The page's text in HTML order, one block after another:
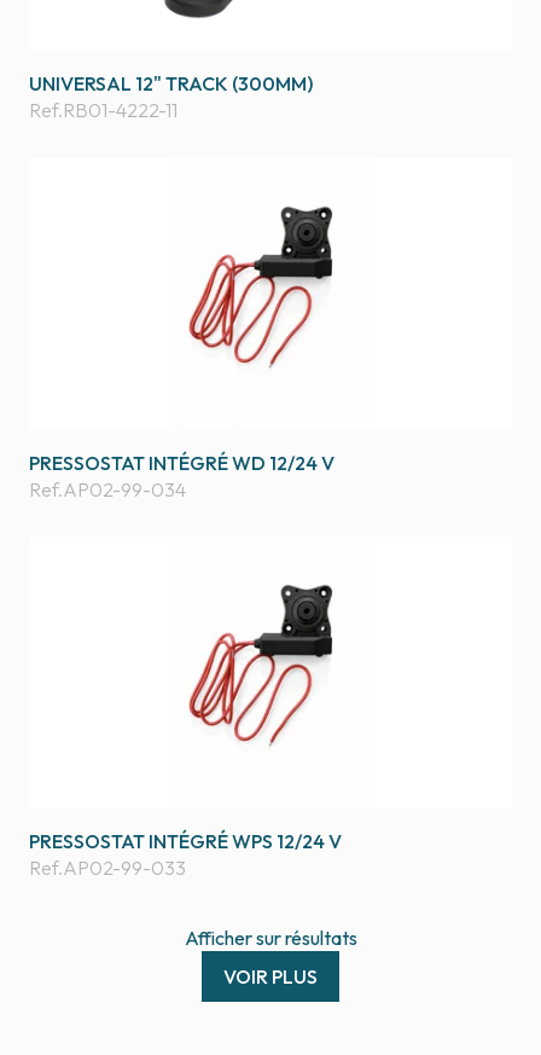
UNIVERSAL 12" TRACK (300MM)
Ref.RB01-4222-11
PRESSOSTAT INTÉGRÉ WD 12/24 V
Ref.AP02-99-034
PRESSOSTAT INTÉGRÉ WPS 12/24 V
Ref.AP02-99-033
Affichersurrésultats
VOIR PLUS